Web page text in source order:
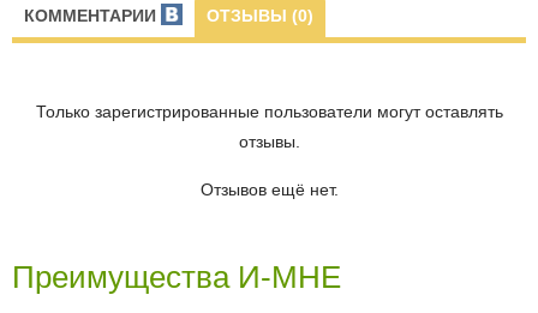
КОММЕНТАРИИ ОТЗЫВЫ (0)
Только зарегистрированные пользователи могут оставлять
отзывы.
Отзывов ещё нет.
Преимущества И-МНЕ